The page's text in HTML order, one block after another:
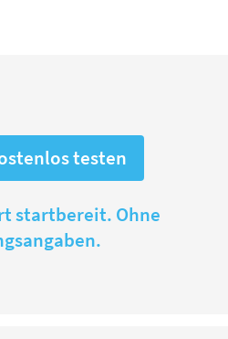
testen
startbereit. Ohne